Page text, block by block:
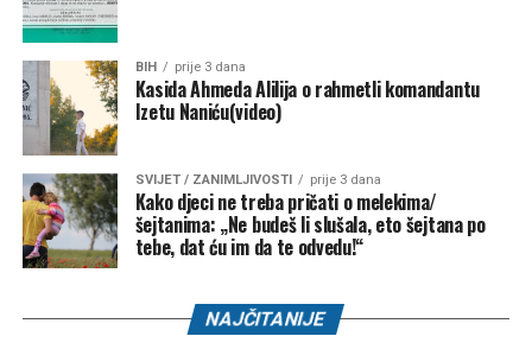
BIH prije 3 dana
Kasida Ahmeda Alilija o rahmetli komandantu
Izetu Naniću(video)
SVIJET / ZANIMLJIVOSTI prije 3 dana
Kako djeci ne treba pričati o melekima/
šejtanima: „Ne budeš li slušala, eto šejtana po
tebe, dat ću im da te odvedu!“
NAJČITANIJE